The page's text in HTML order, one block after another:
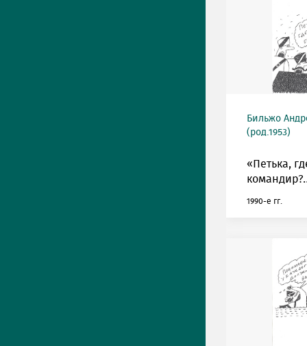
Бильжо
(род.1953)
«Петька,
1990-е гг.